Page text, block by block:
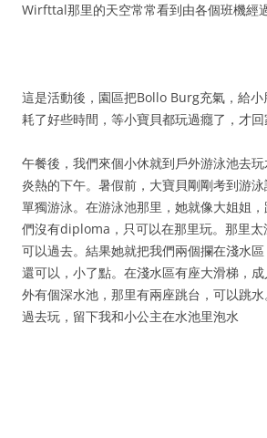
Wirfttal那里的天空常常看到由各個班機經
這是活動後，園區把Bollo Burg充氣，給小
耗了好些時間，等小寶貝都玩過癮了，才回
午餐後，我們來個小休就到戶外游泳池去
炎熱的下午。暑假前，大寶貝剛剛考到游
單獨游泳。在游泳池那里，她就像大姐姐
們沒有diploma，只可以在那里玩。那里
可以過去。結果她就把我們兩個攔在淺水
還可以，小了點。在淺水區有座大滑梯，
外有個深水池，那里有兩座跳台，可以跳
過去玩，留下我和小公主在水池里泡水